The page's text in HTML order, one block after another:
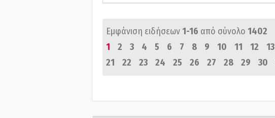
Εμφάνιση ειδήσεων1-16 από σύνολο 1402
1
2 3 4 5 6 7 8 9 10 11 12 13
21
22 23 24 25 26 27 28 29 30